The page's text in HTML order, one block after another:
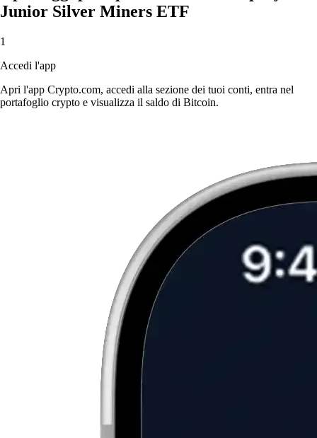
Junior Silver Miners ETF
1
Accedi l'app
Apri l'app Crypto.com, accedi alla sezione dei tuoi conti, entra nel
portafoglio crypto e visualizza il saldo di Bitcoin.